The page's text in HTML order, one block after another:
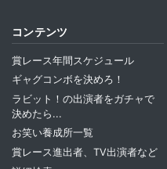
コンテンツ
賞レース年間スケジュール
ギャグコンボを決めろ！
ラビット！の出演者をガチャで
決めたら...
お笑い養成所一覧
賞レース進出者、TV出演者など